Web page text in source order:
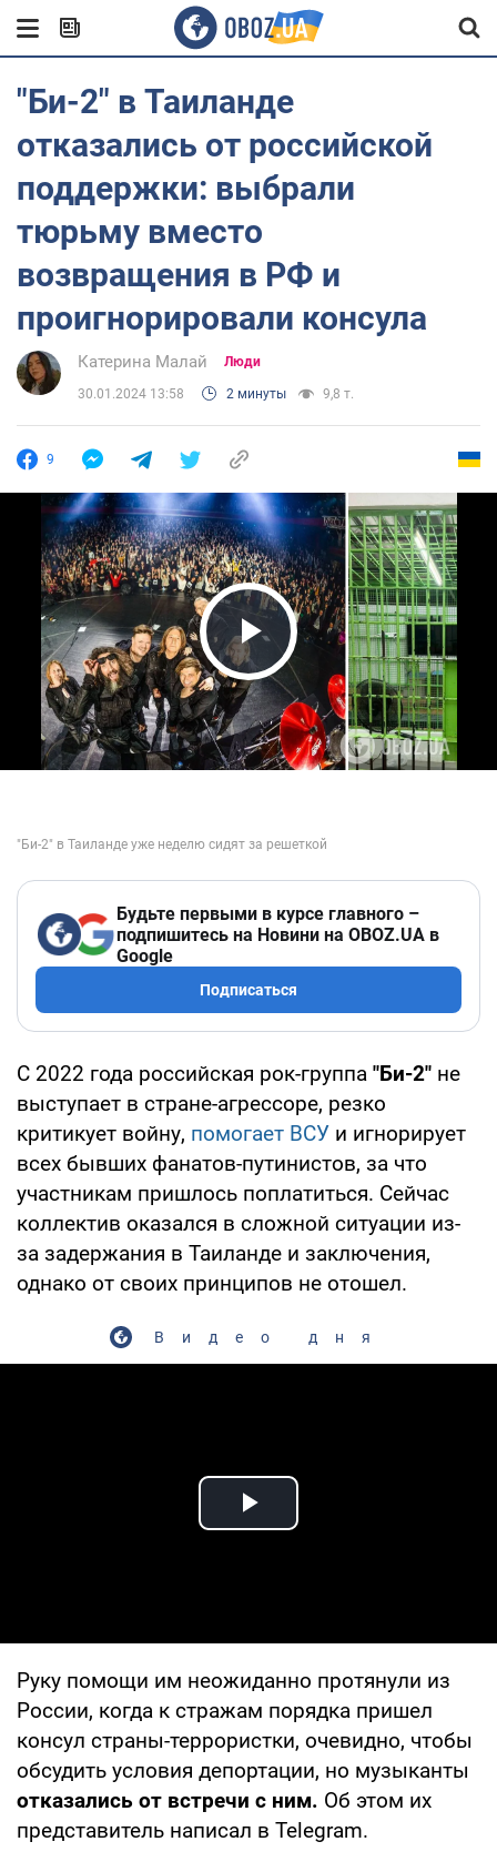
"Би-2" в Таиланде
отказались от российской
поддержки: выбрали
тюрьму вместо
возвращения в РФ и
проигнорировали консула
Катерина Малай Люди
30.01.2024 13:58 2 минуты 9,8 т.
9
Play Video
Будьте первыми в курсе главного –
подпишитесь на Новини на OBOZ.UA в
Google
Подписаться
С 2022 года российская рок-группа "Би-2" не
выступает в стране-агрессоре, резко
критикует войну, помогает ВСУ и игнорирует
всех бывших фанатов-путинистов, за что
участникам пришлось поплатиться. Сейчас
коллектив оказался в сложной ситуации из-
за задержания в Таиланде и заключения,
однако от своих принципов не отошел.
Видео дня
Play Video
Руку помощи им неожиданно протянули из
России, когда к стражам порядка пришел
консул страны-террористки, очевидно, чтобы
обсудить условия депортации, но музыканты
отказались от встречи с ним. Об этом их
представитель написал в Telegram.